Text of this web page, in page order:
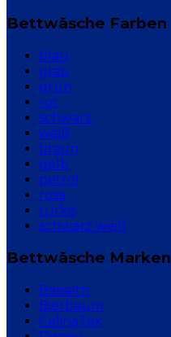
Bettwäsche Farben
blau
grau
grün
rot
schwarz
weiß
braun
gelb
petrol
rosa
türkis
schwarz weiß
Bettwäsche Marken
Bassetti
Bierbaum
CelinaTex